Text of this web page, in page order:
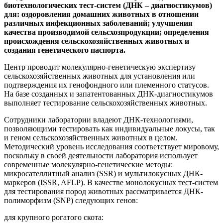
биотехнологических тест-систем (ДНК – диагностикумов)
для: оздоровления домашних животных в отношении
различных инфекционных заболеваний; улучшения
качества производимой сельсхозпродукции; определения
происхождения сельскохозяйственных животных и
создания генетического паспорта.
Центр проводит молекулярно-генетическую экспертизу
сельскохозяйственных животных для установления или
подтверждения их генофондного или племенного статусов.
На базе созданных и запатентованных ДНК-диагностикумов
выполняет тестирование сельскохозяйственных животных.
Сотрудники лаборатории владеют ДНК-технологиями,
позволяющими тестировать как индивидуальные локусы, так
и геном сельскохозяйственных животных в целом.
Методический уровень исследования соответствует мировому,
поскольку в своей деятельности лаборатория использует
современные молекулярно-генетические методы:
микросателлитный анализ (SSR) и мультилокусных ДНК-
маркеров (ISSR, AFLP). В качестве монолокусных тест-систем
для тестирования пород животных рассматривается ДНК-
полиморфизм (SNP) следующих генов:
для крупного рогатого скота: